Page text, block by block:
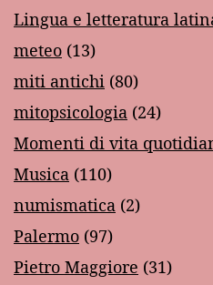
Lingua e letteratura
meteo (13)
miti antichi (80)
mitopsicologia (24)
Momenti di vita
Musica (110)
numismatica (2)
Palermo (97)
Pietro Maggiore (31)